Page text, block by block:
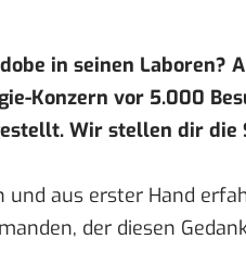
in seinen Laboren?
Konzern vor 5.000
Wir stellen dir die
und aus erster Hand
der diesen